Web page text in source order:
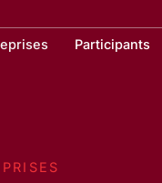
Participants